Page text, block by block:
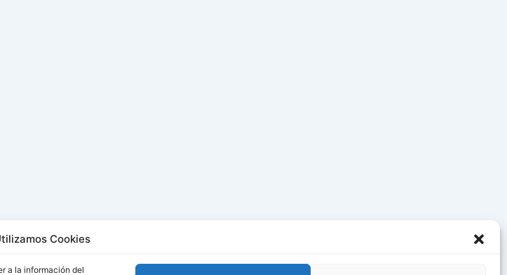
Cookies
a la información del